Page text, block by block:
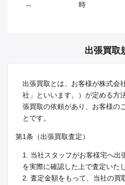
時
出張買取
出張買取とは、お客様が株式会
社」といいます。）が定める方
張買取の依頼があり、お客様の
とです。
第1条（出張買取査定）
1. 当社スタッフがお客様宅へ出
を実際に確認した上で査定いた
2. 査定金額をもって、当社の買